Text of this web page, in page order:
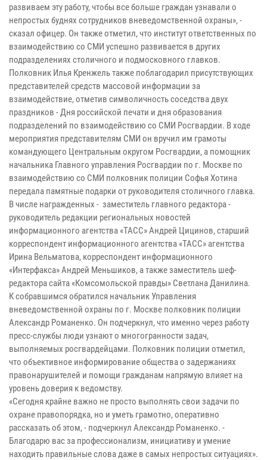
развиваем эту работу, чтобы все больше граждан узнавали о
непростых буднях сотрудников вневедомственной охраны», -
сказал офицер. Он также отметил, что институт ответственных по
взаимодействию со СМИ успешно развивается в других
подразделениях столичного и подмосковного главков.
Полковник Илья Кренжель также поблагодарил присутствующих
представителей средств массовой информации за
взаимодействие, отметив символичность соседства двух
праздников - Дня российской печати и дня образования
подразделений по взаимодействию со СМИ Росгвардии. В ходе
мероприятия представителям СМИ он вручил им грамоты
командующего Центральным округом Росгвардии, а помощник
начальника Главного управления Росгвардии по г. Москве по
взаимодействию со СМИ полковник полиции Софья Хотина
передала памятные подарки от руководителя столичного главка.
В числе награжденных - заместитель главного редактора -
руководитель редакции региональных новостей
информационного агентства «ТАСС» Андрей Цицинов, старший
корреспондент информационного агентства «ТАСС» агентства
Ирина Вельматова, корреспондент информационного
«Интерфакса» Андрей Меньшиков, а также заместитель шеф-
редактора сайта «Комсомольской правды» Светлана Данилина.
К собравшимся обратился начальник Управления
вневедомственной охраны по г. Москве полковник полиции
Александр Романенко. Он подчеркнул, что именно через работу
пресс-службы люди узнают о многогранности задач,
выполняемых росгвардейцами. Полковник полиции отметил,
что объективное информирование общества о задержаниях
правонарушителей и помощи гражданам напрямую влияет на
уровень доверия к ведомству.
«Сегодня крайне важно не просто выполнять свои задачи по
охране правопорядка, но и уметь грамотно, оперативно
рассказать об этом, - подчеркнул Александр Романенко. -
Благодарю вас за профессионализм, инициативу и умение
находить правильные слова даже в самых непростых ситуациях».